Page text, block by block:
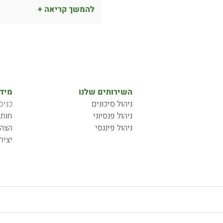
להמשך קריאה +
השירותים שלנו
ניהול סיכונים
ניהול פנסיוני
ניהול פיננסי